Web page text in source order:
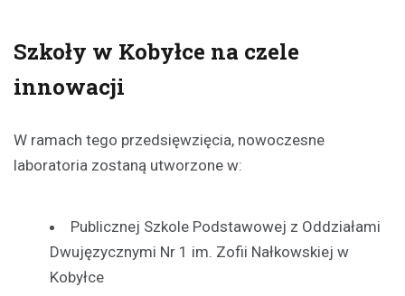
Szkoły w Kobyłce na czele
innowacji
W ramach tego przedsięwzięcia, nowoczesne
laboratoria zostaną utworzone w:
Publicznej Szkole Podstawowej z Oddziałami
Dwujęzycznymi Nr 1 im. Zofii Nałkowskiej w
Kobyłce